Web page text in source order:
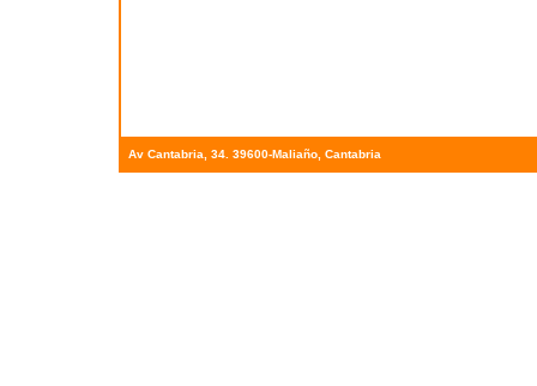
Av Cantabria, 34. 39600-Maliaño, Cantabria